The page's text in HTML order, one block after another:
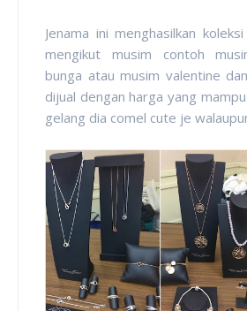
Jenama ini menghasilkan
mengikut musim contoh
bunga atau musim valentine
dijual dengan harga yang
gelang dia comel cute je